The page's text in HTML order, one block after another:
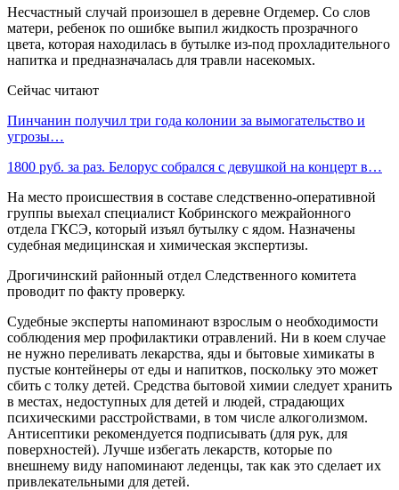
Несчастный случай произошел в деревне Огдемер. Со слов
матери, ребенок по ошибке выпил жидкость прозрачного
цвета, которая находилась в бутылке из-под прохладительного
напитка и предназначалась для травли насекомых.
Сейчас читают
Пинчанин получил три года колонии за вымогательство и
угрозы…
1800 руб. за раз. Белорус собрался с девушкой на концерт в…
На место происшествия в составе следственно-оперативной
группы выехал специалист Кобринского межрайонного
отдела ГКСЭ, который изъял бутылку с ядом. Назначены
судебная медицинская и химическая экспертизы.
Дрогичинский районный отдел Следственного комитета
проводит по факту проверку.
Судебные эксперты напоминают взрослым о необходимости
соблюдения мер профилактики отравлений. Ни в коем случае
не нужно переливать лекарства, яды и бытовые химикаты в
пустые контейнеры от еды и напитков, поскольку это может
сбить с толку детей. Средства бытовой химии следует хранить
в местах, недоступных для детей и людей, страдающих
психическими расстройствами, в том числе алкоголизмом.
Антисептики рекомендуется подписывать (для рук, для
поверхностей). Лучше избегать лекарств, которые по
внешнему виду напоминают леденцы, так как это сделает их
привлекательными для детей.